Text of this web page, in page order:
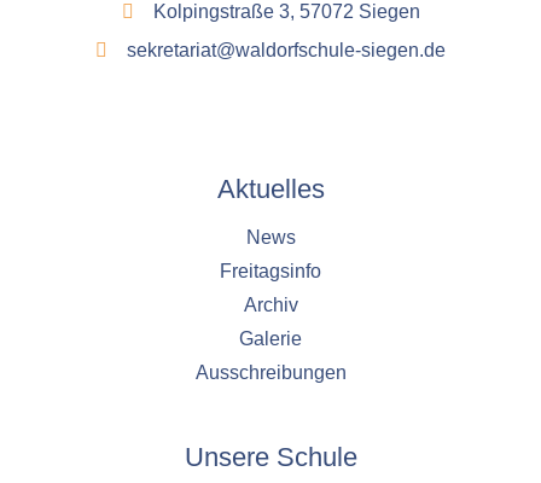
Kolpingstraße 3, 57072 Siegen
sekretariat@waldorfschule-siegen.de
Aktuelles
News
Freitagsinfo
Archiv
Galerie
Ausschreibungen
Unsere Schule